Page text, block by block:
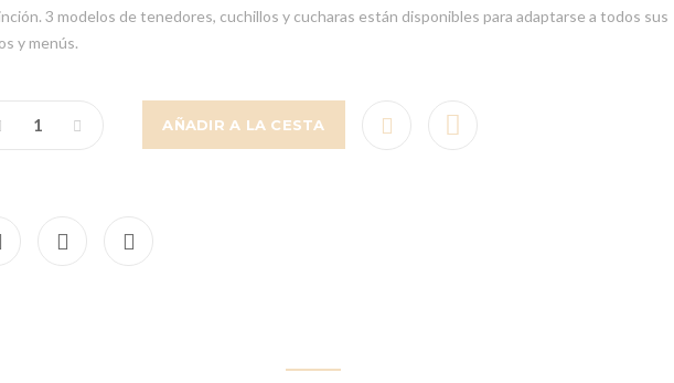
3 modelos de tenedores, cuchillos y cucharas están disponibles para adaptarse a todos sus
y menús.
AÑADIR A LA CESTA